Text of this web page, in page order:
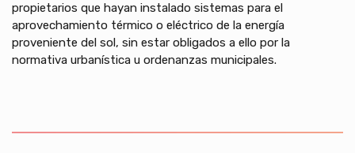
propietarios que hayan instalado sistemas para el
aprovechamiento térmico o eléctrico de la energía
proveniente del sol, sin estar obligados a ello por la
normativa urbanística u ordenanzas municipales.